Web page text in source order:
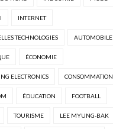
INTERNET
TECHNOLOGIES AUTOMOBILE
ÉCONOMIE
ELECTRONICS CONSOMMATION
ÉDUCATION FOOTBALL
TOURISME LEE MYUNG-BAK